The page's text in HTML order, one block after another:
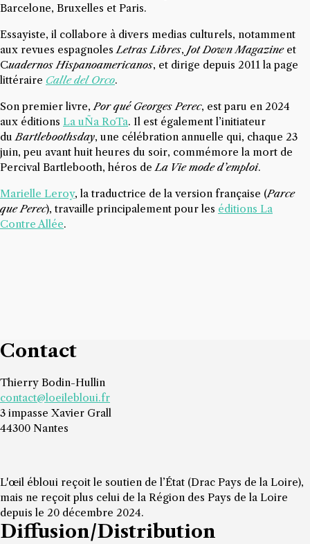
Barcelone, Bruxelles et Paris.
Essayiste, il collabore à divers medias culturels, notamment
aux revues espagnolesLetras Libres, Jot Down Magazineet
Cuadernos Hispanoamericanos, et dirige depuis 2011 la page
littéraire Calle del Orco.
Son premier livre,Por qué Georges Perec, est paru en 2024
aux éditions La uÑa RoTa. Il est également l’initiateur
duBartleboothsday, une célébration annuelle qui, chaque 23
juin, peu avant huit heures du soir, commémore la mort de
Percival Bartlebooth, héros deLa Vie mode d’emploi.
Marielle Leroy, la traductrice de la version française (Parce
que Perec), travaille principalement pour les éditions La
Contre Allée.
Contact
Thierry Bodin-Hullin
contact@loeilebloui.fr
3 impasse Xavier Grall
44300 Nantes
L'œil ébloui reçoit le soutien de l’État (Drac Pays de la Loire),
mais ne reçoit plus celui de la Région des Pays de la Loire
depuis le 20 décembre 2024.
Diffusion/Distribution